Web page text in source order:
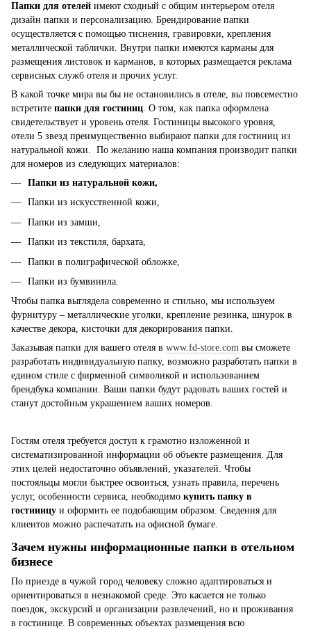
Папки для отелей имеют сходный с общим интерьером отеля
дизайн папки и персонализацию. Брендирование папки
осуществляется с помощью тиснения, гравировки, крепления
металлической таблички. Внутри папки имеются карманы для
размещения листовок и карманов, в которых размещается реклама
сервисных служб отеля и прочих услуг.
В какой точке мира вы бы не остановились в отеле, вы повсеместно
встретите папки для гостиниц. О том, как папка оформлена
свидетельствует и уровень отеля. Гостиницы высокого уровня,
отели 5 звезд преимущественно выбирают папки для гостиниц из
натуральной кожи. По желанию наша компания производит папки
для номеров из следующих материалов:
Папки из натуральной кожи,
Папки из искусственной кожи,
Папки из замши,
Папки из текстиля, бархата,
Папки в полиграфической обложке,
Папки из бумвинила.
Чтобы папка выглядела современно и стильно, мы используем
фурнитуру – металлические уголки, крепление резинка, шнурок в
качестве декора, кисточки для декорирования папки.
Заказывая папки для вашего отеля в www.fd-store.com вы сможете
разработать индивидуальную папку, возможно разработать папки в
едином стиле с фирменной символикой и использованием
брендбука компании. Ваши папки будут радовать ваших гостей и
станут достойным украшением ваших номеров.
Гостям отеля требуется доступ к грамотно изложенной и
систематизированной информации об объекте размещения. Для
этих целей недостаточно объявлений, указателей. Чтобы
постояльцы могли быстрее освоиться, узнать правила, перечень
услуг, особенности сервиса, необходимо купить папку в
гостиницу и оформить ее подобающим образом. Сведения для
клиентов можно распечатать на офисной бумаге.
Зачем нужны информационные папки в отельном
бизнесе
По приезде в чужой город человеку сложно адаптироваться и
ориентироваться в незнакомой среде. Это касается не только
поездок, экскурсий и организации развлечений, но и проживания
в гостинице. В современных объектах размещения всю